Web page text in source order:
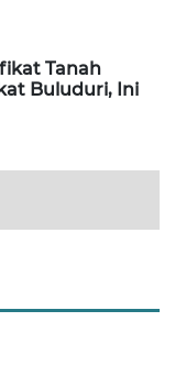
Tanah
Buluduri, Ini